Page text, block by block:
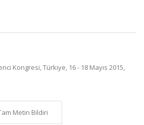
Kongresi, Türkiye, 16 - 18 Mayıs 2015,
Metin Bildiri